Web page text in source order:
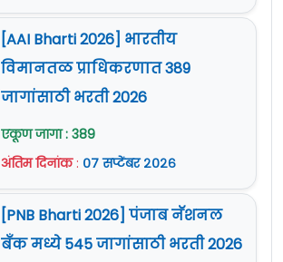
[AAI Bharti 2026] भारतीय
विमानतळ प्राधिकरणात 389
जागांसाठी भरती 2026
एकूण जागा : 389
अंतिम दिनांक: ०७ सप्टेंबर २०२६
[PNB Bharti 2026] पंजाब नॅशनल
बँक मध्ये 545 जागांसाठी भरती 2026